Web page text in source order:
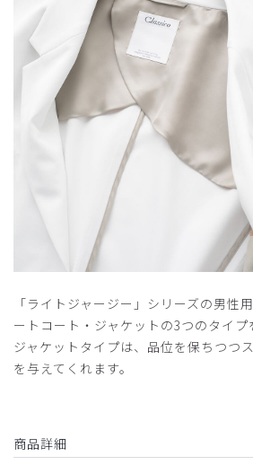
役に立った 0
​1 ​3
「ライトジャージー」シリーズの男性
ートコート・ジャケットの3つのタイ
ジャケットタイプは、品位を保ちつつ
を与えてくれます。
商品詳細